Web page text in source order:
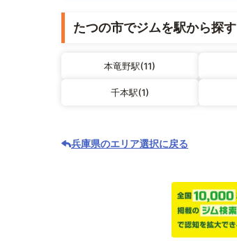
たつの市でジムを駅から探す
本竜野駅(11)
千本駅(1)
兵庫県のエリア選択に戻る